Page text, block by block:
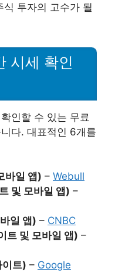
투자의 고수가 될
시세 확인
인할 수 있는 무료
다. 대표적인 6개를
바일 앱) – Webull
및 모바일 앱) –
일 앱) – CNBC
및 모바일 앱) –
트) – Google